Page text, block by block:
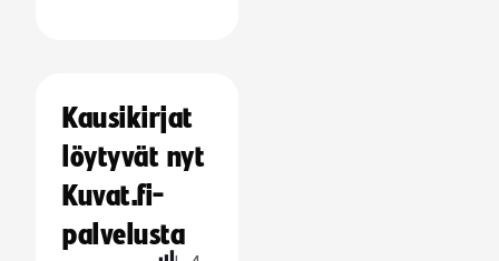
Kausikirjat
löytyvät nyt
Kuvat.fi-
palvelusta